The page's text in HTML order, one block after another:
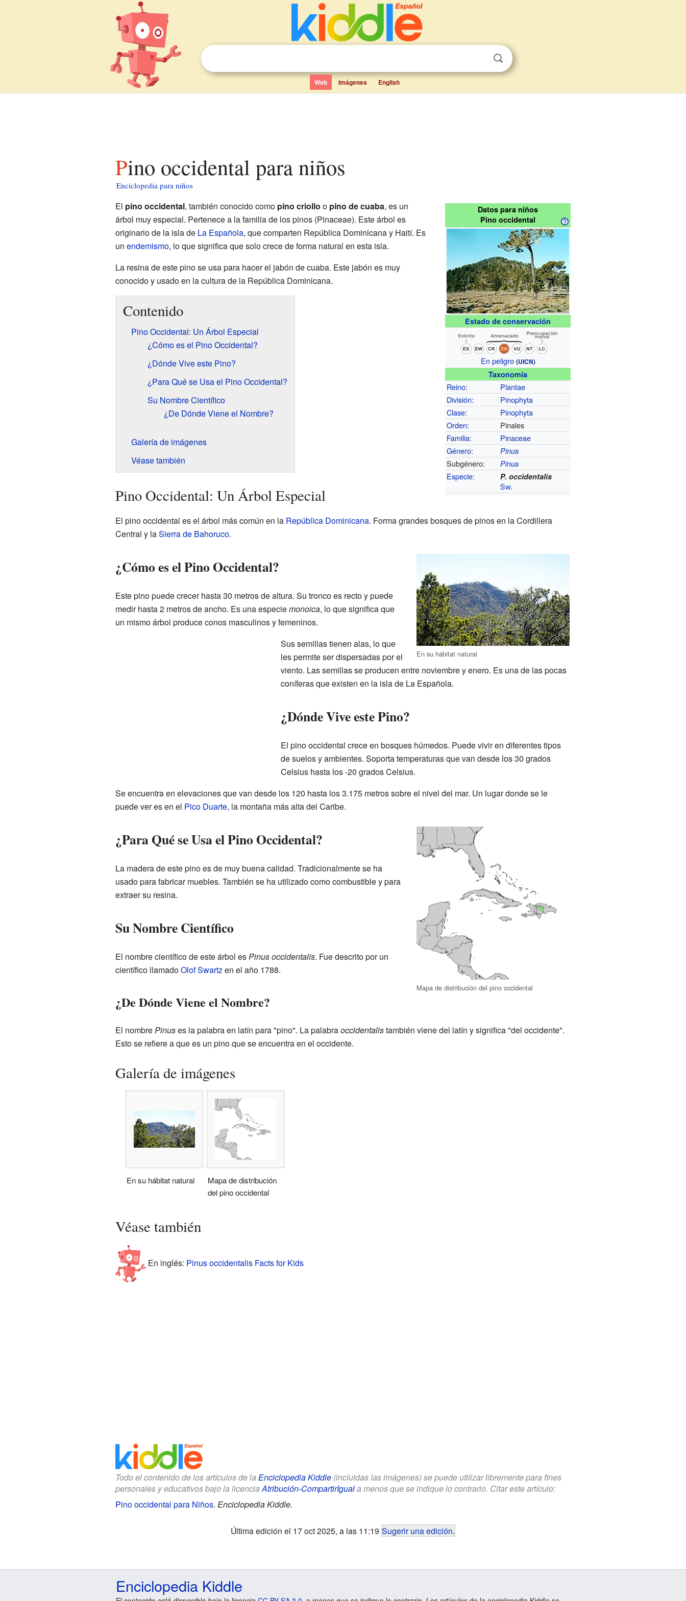
Web Imágenes English
Pino occidental para niños
Enciclopedia para niños
Datos para niños
Pino occidental
Estado de conservación
En peligro (UICN)
Taxonomía
Reino:
Plantae
División:
Pinophyta
Clase:
Pinophyta
Orden:
Pinales
Familia:
Pinaceae
Género: Pinus
Subgénero: Pinus
Especie: P. occidentalis
Sw.
El pino occidental, también conocido como pino criollo o pino de cuaba, es un
árbol muy especial. Pertenece a la familia de los pinos (Pinaceae). Este árbol es
originario de la isla de La Española, que comparten República Dominicana y Haití. Es
un endemismo, lo que significa que solo crece de forma natural en esta isla.
La resina de este pino se usa para hacer el jabón de cuaba. Este jabón es muy
conocido y usado en la cultura de la República Dominicana.
Contenido
Pino Occidental: Un Árbol Especial
¿Cómo es el Pino Occidental?
¿Dónde Vive este Pino?
¿Para Qué se Usa el Pino Occidental?
Su Nombre Científico
¿De Dónde Viene el Nombre?
Galería de imágenes
Véase también
Pino Occidental: Un Árbol Especial
El pino occidental es el árbol más común en la República Dominicana. Forma grandes bosques de pinos en la Cordillera
Central y laSierra de Bahoruco.
En su hábitat natural
¿Cómo es el Pino Occidental?
Este pino puede crecer hasta 30 metros de altura. Su tronco es recto y puede
medir hasta 2 metros de ancho. Es una especiemonoica, lo que significa que
un mismo árbol produce conos masculinos y femeninos.
Sus semillas tienen alas, lo que
les permite ser dispersadas por el
viento. Las semillas se producen entre noviembre y enero. Es una de las pocas
coníferas que existen en la isla de La Española.
¿Dónde Vive este Pino?
El pino occidental crece en bosques húmedos. Puede vivir en diferentes tipos
de suelos y ambientes. Soporta temperaturas que van desde los 30 grados
Celsius hasta los -20 grados Celsius.
Se encuentra en elevaciones que van desde los 120 hasta los 3.175 metros sobre el nivel del mar. Un lugar donde se le
puede ver es en el Pico Duarte, la montaña más alta del Caribe.
Mapa de distribución del pino occidental
¿Para Qué se Usa el Pino Occidental?
La madera de este pino es de muy buena calidad. Tradicionalmente se ha
usado para fabricar muebles. También se ha utilizado como combustible y para
extraer su resina.
Su Nombre Científico
El nombre científico de este árbol esPinus occidentalis. Fue descrito por un
científico llamadoOlof Swartzen el año 1788.
¿De Dónde Viene el Nombre?
El nombrePinuses la palabra en latín para "pino". La palabraoccidentalistambién viene del latín y significa "del occidente".
Esto se refiere a que es un pino que se encuentra en el occidente.
Galería de imágenes
En su hábitat natural
Mapa de distribución
del pino occidental
Véase también
En inglés: Pinus occidentalis Facts for Kids
Todo el contenido de los artículos de la Enciclopedia Kiddle(incluidas las imágenes) se puede utilizar libremente para fines
personales y educativos bajo la licencia Atribución-CompartirIguala menos que se indique lo contrario. Citar este artículo:
Pino occidental para Niños. Enciclopedia Kiddle.
Última edición el 17 oct 2025, a las 11:19 Sugerir una edición.
Enciclopedia Kiddle